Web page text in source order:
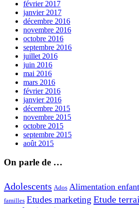
février 2017
janvier 2017
décembre 2016
novembre 2016
octobre 2016
septembre 2016
juillet 2016
juin 2016
mai 2016
mars 2016
février 2016
janvier 2016
décembre 2015
novembre 2015
octobre 2015
septembre 2015
août 2015
On parle de …
Adolescents Ados Alimentation enfant
familles Etudes marketing Etude